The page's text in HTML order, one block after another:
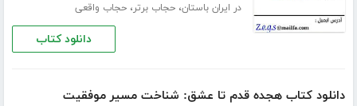
در ایران باستان،حجاب برتر،حجاب واقعی
دانلود کتاب
دانلود کتاب هجده قدم تا عشق: شناخت مسیر موفقیت